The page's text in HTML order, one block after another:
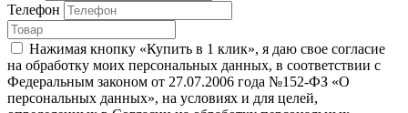
Телефон
Нажимая кнопку «Купить в 1 клик», я даю свое согласие
на обработку моих персональных данных, в соответствии с
Федеральным законом от 27.07.2006 года №152-ФЗ «О
персональных данных», на условиях и для целей,